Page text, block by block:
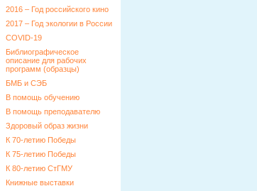
2016 – Год российского кино
2017 – Год экологии в России
COVID-19
Библиографическое
описание для рабочих
программ (образцы)
БМБ и СЭБ
В помощь обучению
В помощь преподавателю
Здоровый образ жизни
К 70-летию Победы
К 75-летию Победы
К 80-летию СтГМУ
Книжные выставки